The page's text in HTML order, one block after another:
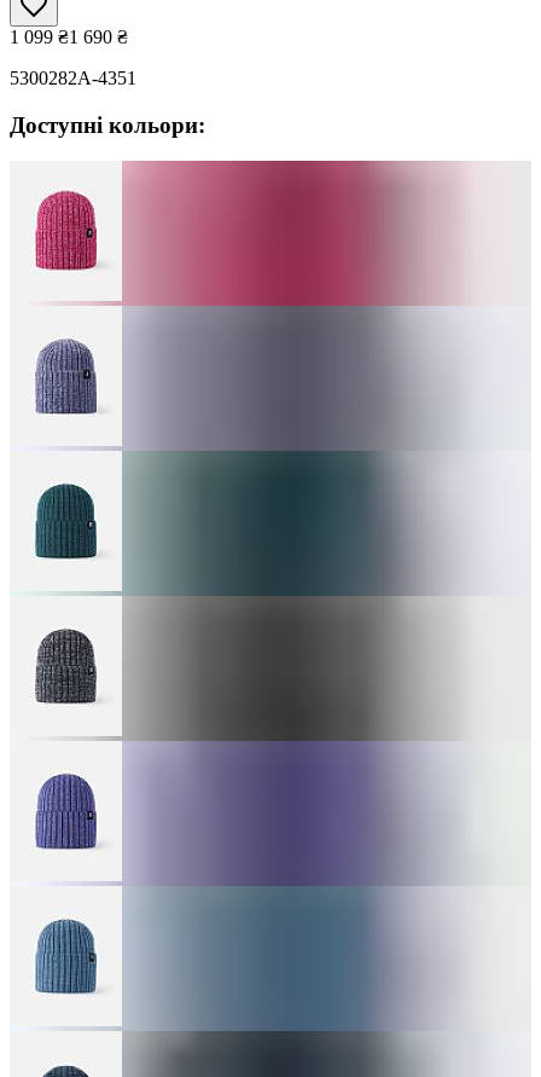
1 099 ₴1 690 ₴
5300282A-4351
Доступні кольори: